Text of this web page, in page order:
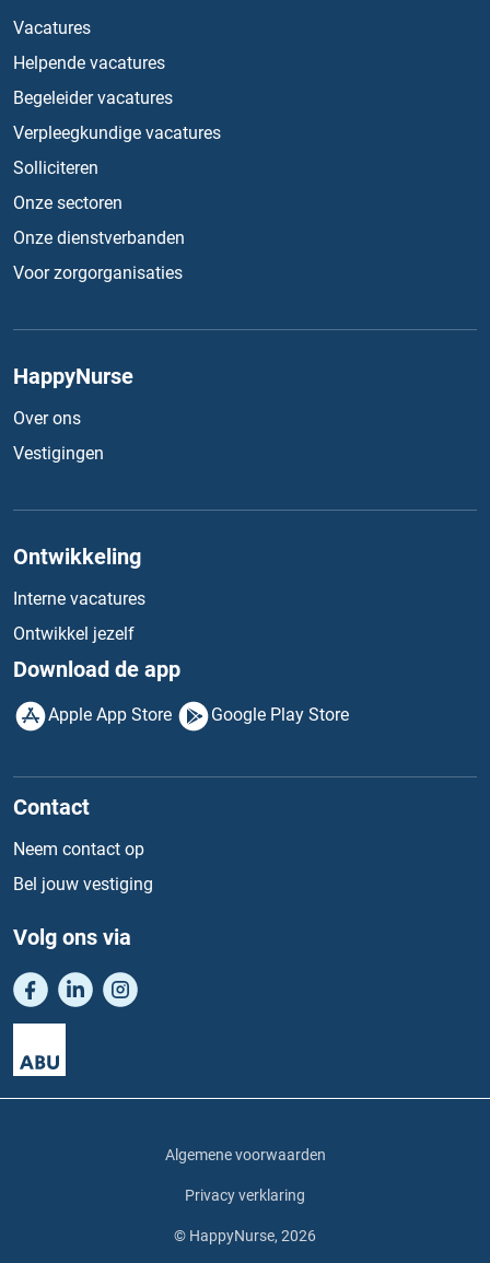
Vacatures
Helpende vacatures
Begeleider vacatures
Verpleegkundige vacatures
Solliciteren
Onze sectoren
Onze dienstverbanden
Voor zorgorganisaties
HappyNurse
Over ons
Vestigingen
Ontwikkeling
Interne vacatures
Ontwikkel jezelf
Download de app
Apple App Store Google Play Store
Contact
Neem contact op
Bel jouw vestiging
Volg ons via
Algemene voorwaarden
Privacy verklaring
© HappyNurse, 2026